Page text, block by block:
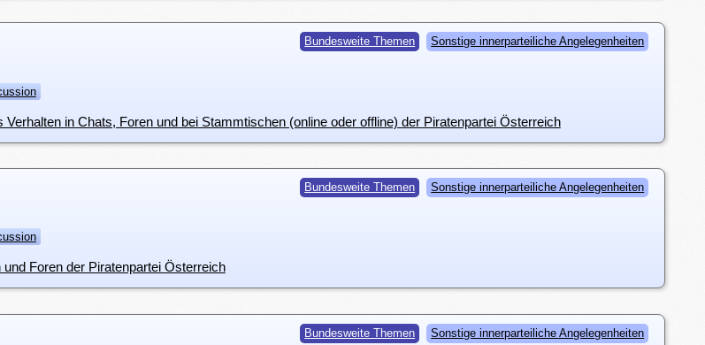
Bundesweite Themen Sonstige innerparteiliche Angelegenheiten
in Chats, Foren und bei Stammtischen (online oder offline) der Piratenpartei Österreich
Bundesweite Themen Sonstige innerparteiliche Angelegenheiten
Foren der Piratenpartei Österreich
Bundesweite Themen Sonstige innerparteiliche Angelegenheiten